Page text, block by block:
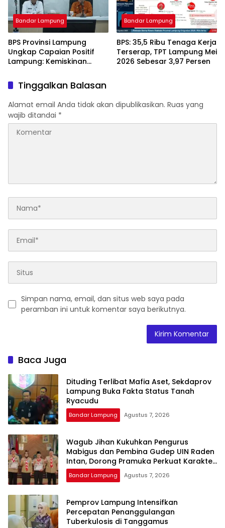
Bandar Lampung
BPS Provinsi Lampung
Ungkap Capaian Positif
Lampung: Kemiskinan
Ekonomi Terus Tumbuh
Bandar Lampung
BPS: 35,5 Ribu Tenaga Kerja
Terserap, TPT Lampung Mei
2026 Sebesar 3,97 Persen
Tinggalkan Balasan
Alamat email Anda tidak akan dipublikasikan. Ruas yang
wajib ditandai *
Simpan nama, email, dan situs web saya pada
peramban ini untuk komentar saya berikutnya.
Baca Juga
Dituding Terlibat Mafia Aset, Sekdaprov
Lampung Buka Fakta Status Tanah
Ryacudu
Bandar Lampung Agustus 7, 2026
Wagub Jihan Kukuhkan Pengurus
Mabigus dan Pembina Gudep UIN Raden
Intan, Dorong Pramuka Perkuat Karakter
Generasi Muda
Bandar Lampung Agustus 7, 2026
Pemprov Lampung Intensifkan
Percepatan Penanggulangan
Tuberkulosis di Tanggamus